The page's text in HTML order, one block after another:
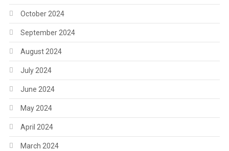
October 2024
September 2024
August 2024
July 2024
June 2024
May 2024
April 2024
March 2024